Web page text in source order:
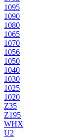
1095
1090
1080
1065
1070
1056
1050
1040
1030
1025
1020
Z35
Z195
WHX
U2